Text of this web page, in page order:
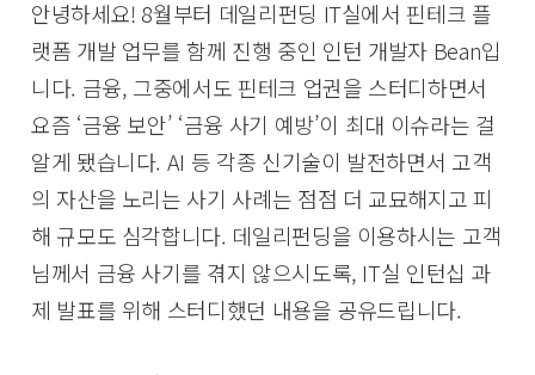
안녕하세요! 8월부터 데일리펀딩 IT실에서 핀테크 플
랫폼 개발 업무를 함께 진행 중인 인턴 개발자 Bean입
니다. 금융, 그중에서도 핀테크 업권을 스터디하면서
요즘 ‘금융 보안’ ‘금융 사기 예방’이 최대 이슈라는 걸
알게 됐습니다. AI 등 각종 신기술이 발전하면서 고객
의 자산을 노리는 사기 사례는 점점 더 교묘해지고 피
해 규모도 심각합니다. 데일리펀딩을 이용하시는 고객
님께서 금융 사기를 겪지 않으시도록, IT실 인턴십 과
제 발표를 위해 스터디했던 내용을 공유드립니다.